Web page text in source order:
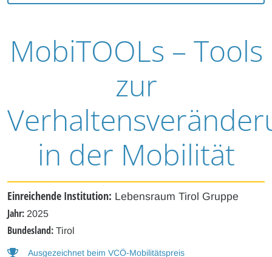
MobiTOOLs – Tools
zur
in der Mobilität
Einreichende Institution: Lebensraum Tirol Gruppe
Jahr: 2025
Bundesland: Tirol
Ausgezeichnet beim VCÖ-Mobilitätspreis